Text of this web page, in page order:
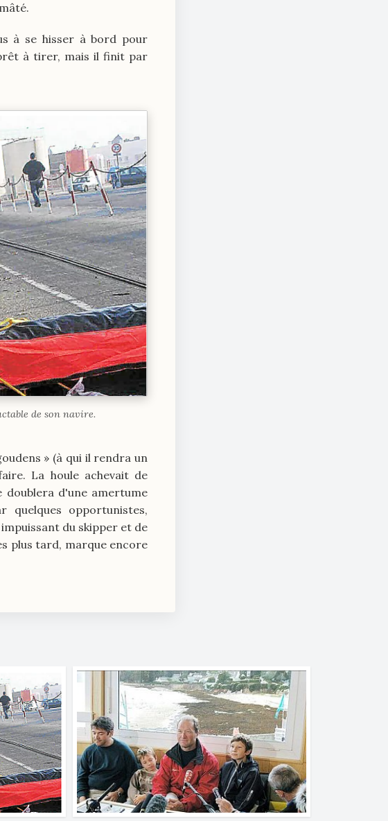
à se hisser à bord pour
à tirer, mais il finit par
de son navire.
» (à qui il rendra un
La houle achevait de
d'une amertume
quelques opportunistes,
du skipper et de
plus tard, marque encore